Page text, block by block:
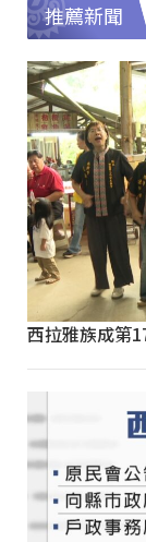
推薦新聞
西拉雅族成第